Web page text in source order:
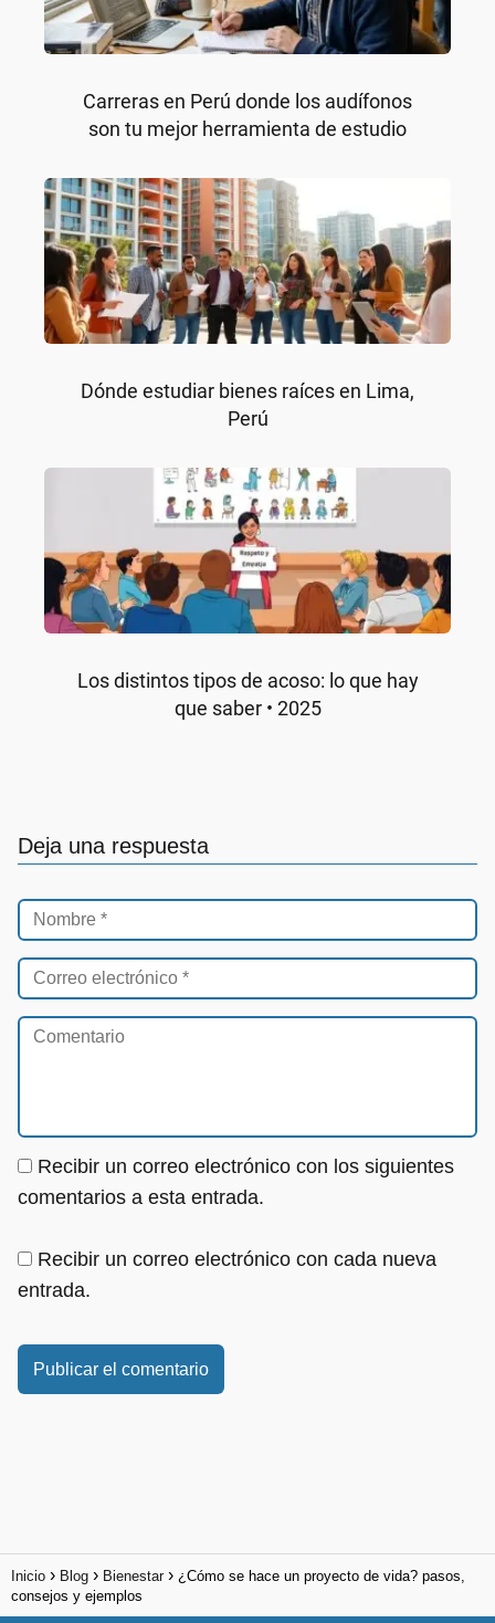
Carreras en Perú donde los audífonos
son tu mejor herramienta de estudio
Dónde estudiar bienes raíces en Lima,
Perú
Los distintos tipos de acoso: lo que hay
que saber • 2025
Deja una respuesta
Recibir un correo electrónico con los siguientes
comentarios a esta entrada.
Recibir un correo electrónico con cada nueva
entrada.
Inicio Blog Bienestar
¿Cómo se hace un proyecto de vida? pasos,
consejos y ejemplos